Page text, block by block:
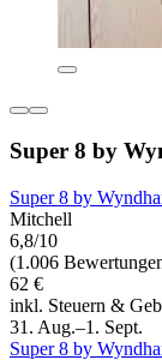
Super 8 by
Super 8 by
Mitchell
6,8/10
(1.006
62 €
inkl. Steuern &
31. Aug.–1. Sept.
Super 8 by